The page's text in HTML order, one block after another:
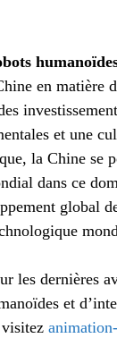
en matière
et une
la Chine se
dans ce
global
les dernières
et